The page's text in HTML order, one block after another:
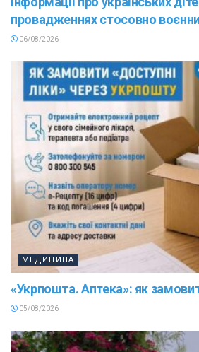
провадженнях стосовно
06/08/2026
МЕДИЦИНА
«Укрпошта. Аптека»: як
05/08/2026